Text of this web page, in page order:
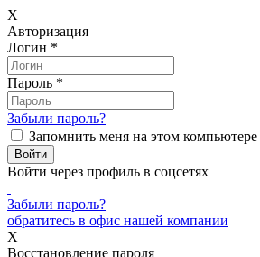
X
Авторизация
Логин *
Пароль *
Забыли пароль?
Запомнить меня на этом компьютере
Войти через профиль в соцсетях
Забыли пароль?
обратитесь в офис нашей компании
X
Восстановление пароля